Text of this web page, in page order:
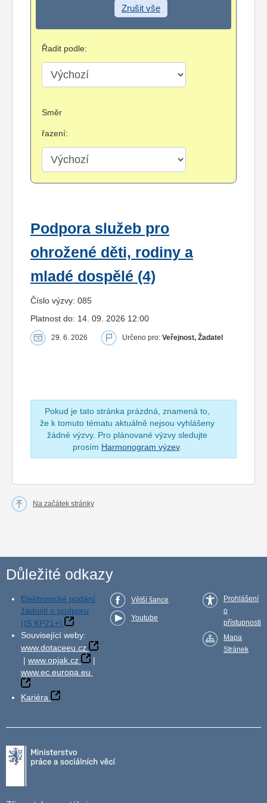
Zrušit vše
Řadit podle:
Směr
řazení:
Podpora služeb pro
ohrožené děti, rodiny a
mladé dospělé (4)
Číslo výzvy: 085
Platnost do: 14. 09. 2026 12:00
29. 6. 2026 Určeno pro: Veřejnost, Žadatel
Pokud je tato stránka prázdná, znamená to,
že k tomuto tématu aktuálně nejsou vyhlášeny
žádné výzvy. Pro plánované výzvy sledujte
prosím Harmonogram výzev.
Na začátek stránky
Důležité odkazy
Elektronické podání
žádosti o podporu
(IS KP21+)
Související weby:
www.dotaceeu.cz
| www.opjak.cz
|
www.ec.europa.eu
Kariéra
Větší šance
Youtube
Prohlášení
o
přístupnosti
Mapa
Stránek